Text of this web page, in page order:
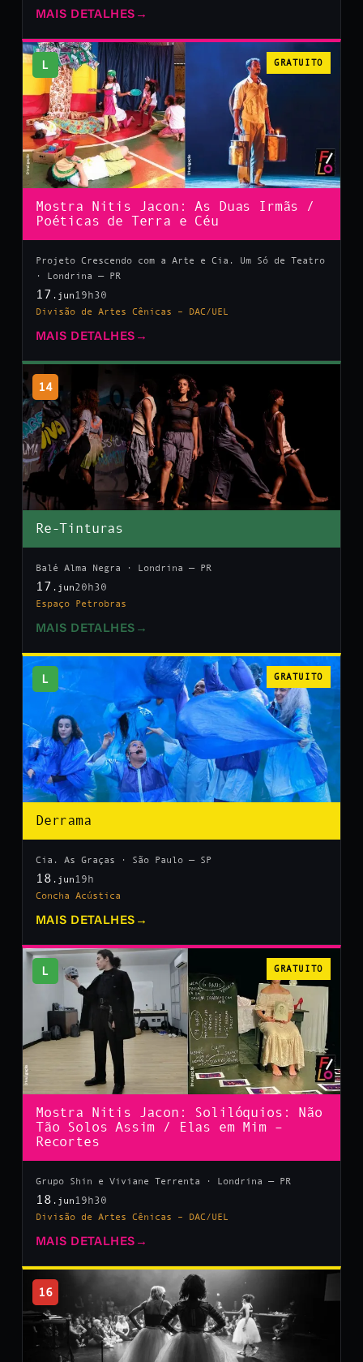
MAIS DETALHES →
L GRATUITO
Mostra Nitis Jacon: As Duas Irmãs /
Poéticas de Terra e Céu
Projeto Crescendo com a Arte e Cia. Um Só de Teatro
· Londrina — PR
17 .jun 19h30
Divisão de Artes Cênicas – DAC/UEL
MAIS DETALHES →
14
Re-Tinturas
Balé Alma Negra · Londrina — PR
17 .jun20h30
Espaço Petrobras
MAIS DETALHES →
L GRATUITO
Derrama
Cia. As Graças · São Paulo — SP
18 .jun 19h
Concha Acústica
MAIS DETALHES →
L GRATUITO
Mostra Nitis Jacon: Solilóquios: Não
Tão Solos Assim / Elas em Mim –
Recortes
Grupo Shin e Viviane Terrenta · Londrina — PR
18 .jun 19h30
Divisão de Artes Cênicas – DAC/UEL
MAIS DETALHES →
16